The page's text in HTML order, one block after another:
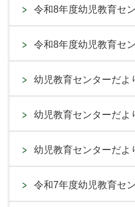
令和8年度幼児教育セ
令和8年度幼児教育セ
幼児教育センターだよ
幼児教育センターだよ
幼児教育センターだよ
令和7年度幼児教育セ